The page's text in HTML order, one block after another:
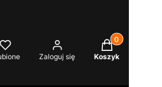
Zaloguj się
Produkty w
Koszyk